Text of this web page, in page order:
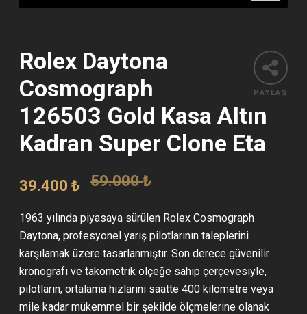
PAYLAŞ
Rolex Daytona
Cosmograph
126503 Gold Kasa Altın
Kadran Super Clone Eta
59.000₺Orijinal
fiyat:
59.000 ₺.
39.400₺
Şu
andaki
fiyat:
39.400 ₺.
1963 yılında piyasaya sürülen Rolex Cosmograph
Daytona, profesyonel yarış pilotlarının taleplerini
karşılamak üzere tasarlanmıştır. Son derece güvenilir
kronografı ve takometrik ölçeğe sahip çerçevesiyle,
pilotların, ortalama hızlarını saatte 400 kilometre veya
mile kadar mükemmel bir şekilde ölçmelerine olanak